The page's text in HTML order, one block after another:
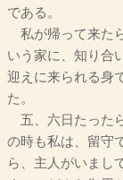
である。
私が帰って来た
いう家に、知り合
迎えに来られる身
た。
五、六日たった
の時も私は、留守
ら、主人がいまし